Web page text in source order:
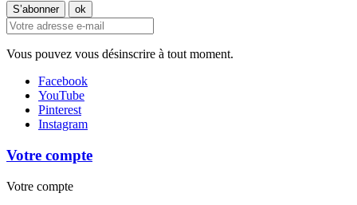
Vous pouvez vous désinscrire à tout moment.
Facebook
YouTube
Pinterest
Instagram
Votre compte
Votre compte